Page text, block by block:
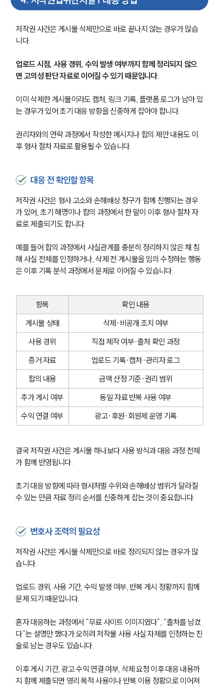
언론보도
공지사항
법률 블로그
법률서식
뉴스레터/브로슈어
대륜법률상담예약
대륜법률상담예약
저작권 사건은 게시물 삭제만으로 바로 끝나지 않는 경우가 많습
니다.
업로드 시점, 사용 경위, 수익 발생 여부까지 함께 정리되지 않으
면 고의성 판단 자료로 이어질 수 있기 때문입니다.
이미 삭제한 게시물이라도 캡처, 링크 기록, 플랫폼 로그가 남아 있
는 경우가 있어 초기 대응 방향을 신중하게 잡아야 합니다.
권리자와의 연락 과정에서 작성한 메시지나 합의 제안 내용도 이
후 형사 절차 자료로 활용될 수 있습니다.
대응 전 확인할 항목
저작권 사건은 형사 고소와 손해배상 청구가 함께 진행되는 경우
가 있어, 초기 해명이나 합의 과정에서 한 말이 이후 형사 절차 자
료로 제출되기도 합니다.
예를 들어 합의 과정에서 사실관계를 충분히 정리하지 않은 채 침
해 사실 전체를 인정하거나, 삭제 전 게시물을 임의 수정하는 행동
은 이후 기록 분석 과정에서 문제로 이어질 수 있습니다.
항목
확인 내용
게시물 상태
삭제·비공개 조치 여부
사용 경위
직접 제작 여부·출처 확인 과정
증거 자료
업로드 기록·캡처·관리자 로그
합의 내용
금액 산정 기준·권리 범위
추가 게시 여부
동일 자료 반복 사용 여부
수익 연결 여부
광고·후원·회원제 운영 기록
결국 저작권 사건은 게시물 하나보다 사용 방식과 대응 과정 전체
가 함께 반영됩니다.
초기 대응 방향에 따라 형사처벌 수위와 손해배상 범위가 달라질
수 있는 만큼 자료 정리 순서를 신중하게 잡는 것이 중요합니다.
변호사 조력의 필요성
저작권 사건은 게시물 삭제만으로 바로 정리되지 않는 경우가 많
습니다.
업로드 경위, 사용 기간, 수익 발생 여부, 반복 게시 정황까지 함께
문제 되기 때문입니다.
혼자 대응하는 과정에서 “무료 사이트 이미지였다”, “출처를 남겼
다”는 설명만 했다가 오히려 저작물 사용 사실 자체를 인정하는 진
술로 남는 경우도 있습니다.
이후 게시 기간, 광고 수익 연결 여부, 삭제 요청 이후 대응 내용까
지 함께 제출되면 영리 목적 사용이나 반복 이용 정황으로 이어져